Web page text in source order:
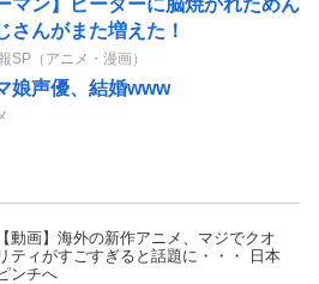
さんがまた増えた！
SP（アニメ・漫画）
娘声優、結婚www
【動画】海外の新作アニメ、マジでクオ
リティがすごすぎると話題に・・・ 日本
ンチへ